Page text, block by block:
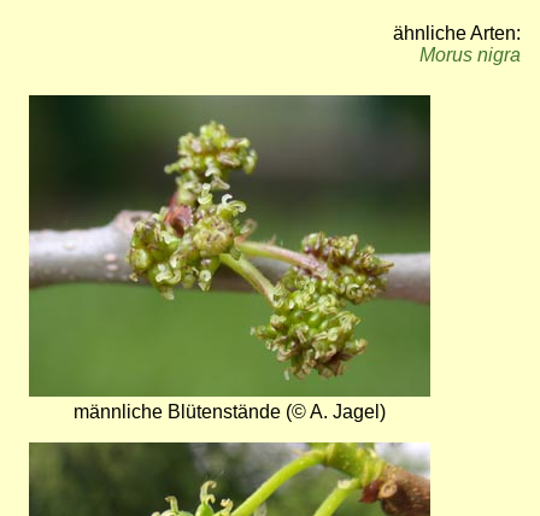
ähnliche Arten:
Morus nigra
männliche Blütenstände (© A. Jagel)